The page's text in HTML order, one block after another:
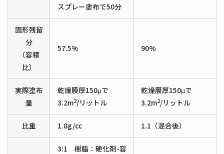
スプレー塗布で50分
固形残留
分
（容積
比）
57.5% 90%
実際塗布
量
乾燥膜厚150μで
3.2m2/リットル
乾燥膜厚150μで
3.2m2/リットル
比重 1.8g/cc 1.1（混合後）
3:1 樹脂：硬化剤-容